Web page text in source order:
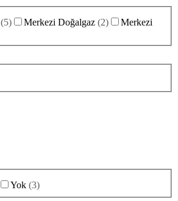
(5) Merkezi Doğalgaz (2)
Merkezi
Yok (3)